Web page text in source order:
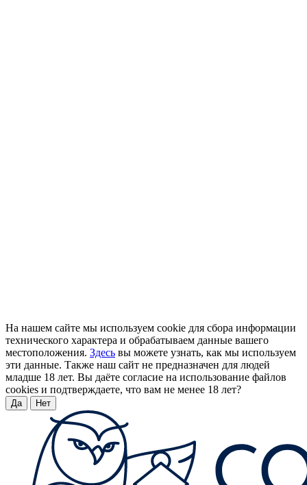
На нашем сайте мы используем cookie для сбора информации
технического характера и обрабатываем данные вашего
местоположения. Здесь вы можете узнать, как мы используем
эти данные. Также наш сайт не предназначен для людей
младше 18 лет. Вы даёте согласие на использование файлов
cookies и подтверждаете, что вам не менее 18 лет?
Да Нет